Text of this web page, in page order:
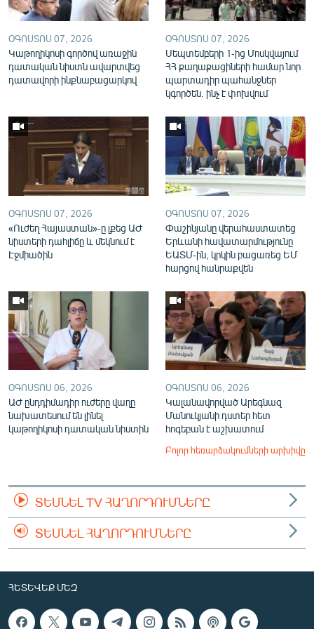
English
Русский
ՀԵՏԵՎԵՔ ՄԵԶ
«Ազատության» բոլոր կայքերը
ՕԳՈՍՏՈՍ 07, 2026
Կաթողիկոսի գործով առաջին
դատական նիստն ավարտվեց
դատավորի ինքնաբացարկով
ՕԳՈՍՏՈՍ 07, 2026
Սեպտեմբերի 1-ից Մոսկվայում
ՀՀ քաղաքացիների համար նոր
պարտադիր պահանջներ
կգործեն. ինչ է փոխվում
ՕԳՈՍՏՈՍ 07, 2026
«Ուժեղ Հայաստան»-ը լքեց ԱԺ
նիստերի դահլիճը և մեկնում է
Էջմիածին
ՕԳՈՍՏՈՍ 07, 2026
Փաշինյանը վերահաստատեց
Երևանի հավատարմությունը
ԵԱՏՄ-ին, կրկին բացառեց ԵՄ
հարցով հանրաքվեն
ՕԳՈՍՏՈՍ 06, 2026
ԱԺ ընդդիմադիր ուժերը վաղը
նախատեսում են լինել
կաթողիկոսի դատական նիստին
ՕԳՈՍՏՈՍ 06, 2026
Կալանավորված Արեգնազ
Մանուկյանի դստեր հետ
հոգեբան է աշխատում
Բոլոր հեռարձակումների արխիվը
ՏԵՍՆԵԼ TV ՀԱՂՈՐԴՈՒՄՆԵՐԸ
ՏԵՍՆԵԼ ՀԱՂՈՐԴՈՒՄՆԵՐԸ
ՀԵՏԵՎԵՔ ՄԵԶ